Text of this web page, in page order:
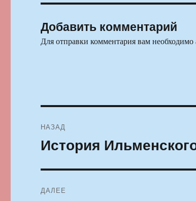
Добавить комментарий
Для отправки комментария вам необходимо
по
НАЗАД
Предыдущая
История
ДАЛЕЕ